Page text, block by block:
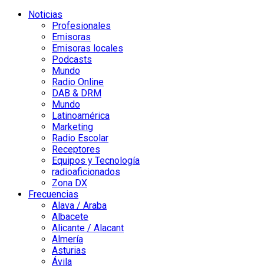
Noticias
Profesionales
Emisoras
Emisoras locales
Podcasts
Mundo
Radio Online
DAB & DRM
Mundo
Latinoamérica
Marketing
Radio Escolar
Receptores
Equipos y Tecnología
radioaficionados
Zona DX
Frecuencias
Alava / Araba
Albacete
Alicante / Alacant
Almería
Asturias
Ávila